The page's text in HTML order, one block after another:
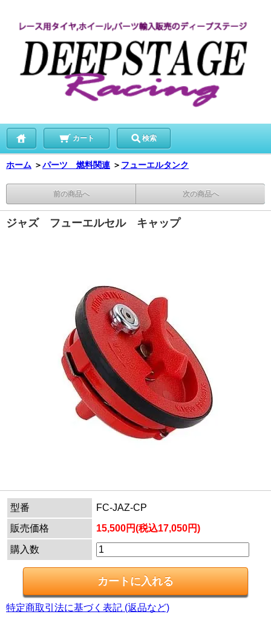
カート 検索
ホーム ＞パーツ 燃料関連 ＞ フューエルタンク
前の商品へ 次の商品へ
ジャズ フューエルセル キャップ
型番
FC-JAZ-CP
販売価格
15,500円(税込17,050円)
購入数
特定商取引法に基づく表記 (返品など)